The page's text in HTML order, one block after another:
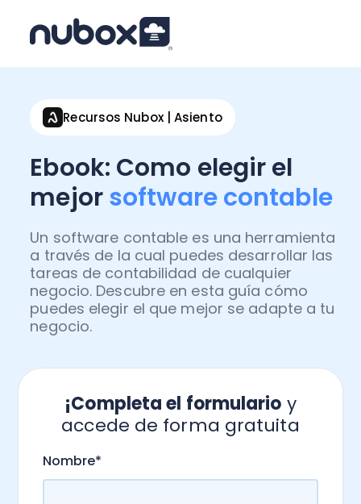
Recursos Nubox | Asiento
Ebook: Como elegir el
mejorsoftware contable
Un software contable es una herramienta
a través de la cual puedes desarrollar las
tareas de contabilidad de cualquier
negocio. Descubre en esta guía cómo
puedes elegir el que mejor se adapte a tu
negocio.
¡Completa el formulario y
accede de forma gratuita
Nombre*